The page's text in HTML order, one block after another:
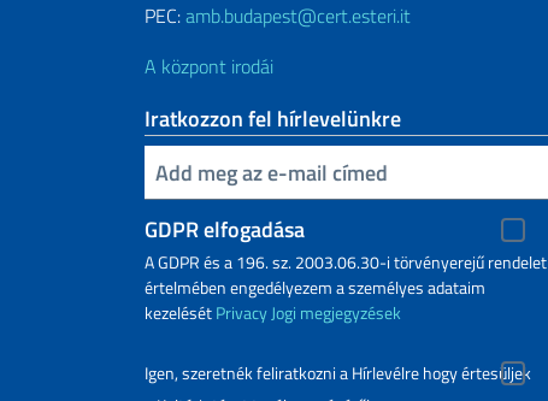
PEC:amb.budapest@cert.esteri.it
A központ irodái
Iratkozzon fel hírlevelünkre
Inserisci la tua email
GDPR elfogadása
A GDPR és a 196. sz. 2003.06.30-i törvényerejű rendelet
értelmében engedélyezem a személyes adataim
kezelésétPrivacyJogi megjegyzések
Igen, szeretnék feliratkozni a Hírlevélre hogy értesüljek